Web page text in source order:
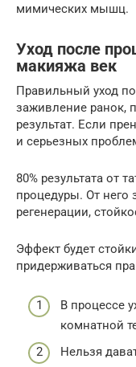
мимических мышц.
Уход после
макияжа век
Правильный уход
заживление ранок,
результат. Если
и серьезных
80% результата от
процедуры. От него
регенерации,
Эффект будет
придерживаться
В процессе
комнатной
Нельзя